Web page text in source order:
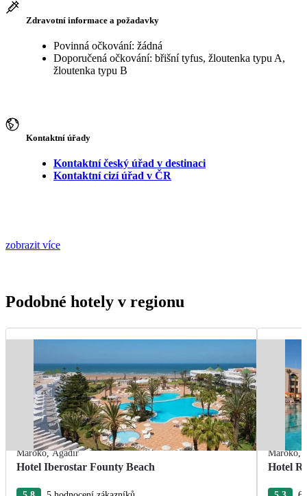
Zdravotní informace a požadavky
Povinná očkování: žádná
Doporučená očkování: břišní tyfus, žloutenka typu A,
žloutenka typu B
Kontaktní úřady
Kontaktní český úřad v destinaci
Kontaktní cizí úřad v ČR
zobrazit více
Podobné hotely v regionu
Maroko,Agadir
Hotel Iberostar Founty Beach
Maroko,
Hotel